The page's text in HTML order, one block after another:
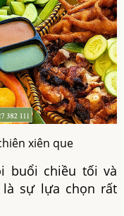
xiên que
buổi chiều tối và
sự lựa chọn rất